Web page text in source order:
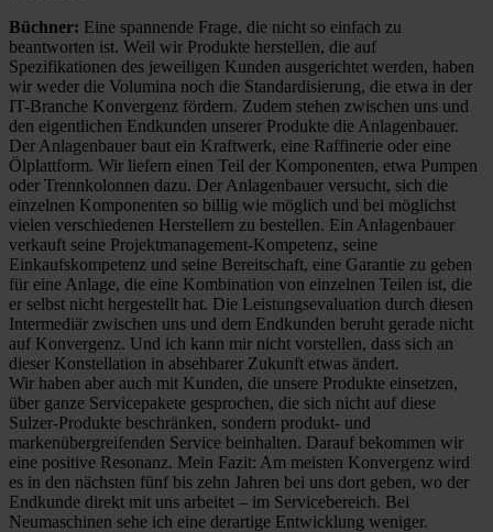
Büchner: Eine spannende Frage, die nicht so einfach zu
beantworten ist. Weil wir Produkte herstellen, die auf
Spezifikationen des jeweiligen Kunden ausgerichtet werden, haben
wir weder die Volumina noch die Standardisierung, die etwa in der
IT-Branche Konvergenz fördern. Zudem stehen zwischen uns und
den eigent­lichen Endkunden unserer Produkte die Anlagenbauer.
Der Anlagenbauer baut ein Kraftwerk, eine Raffinerie oder eine
Ölplattform. Wir liefern einen Teil der Komponenten, etwa Pumpen
oder Trennkolonnen dazu. Der Anlagenbauer versucht, sich die
einzelnen Komponenten so billig wie möglich und bei möglichst
vielen verschiedenen Herstellern zu bestellen. Ein Anlagenbauer
verkauft seine Projektmanagement-Kompetenz, seine
Einkaufskompetenz und seine Bereitschaft, eine Garantie zu geben
für eine Anlage, die eine Kombination von einzelnen Teilen ist, die
er selbst nicht hergestellt hat. Die Leistungsevaluation durch diesen
Intermediär zwischen uns und dem Endkunden beruht gerade nicht
auf Konvergenz. Und ich kann mir nicht vorstellen, dass sich an
dieser Konstellation in absehbarer Zukunft etwas ändert.
Wir haben aber auch mit Kunden, die unsere Produkte einsetzen,
über ganze Servicepakete gesprochen, die sich nicht auf diese
Sulzer-Produkte beschränken, sondern produkt- und
markenübergreifenden Service beinhalten. Darauf bekommen wir
eine positive Resonanz. Mein Fazit: Am meisten Konvergenz wird
es in den nächsten fünf bis zehn Jahren bei uns dort geben, wo der
Endkunde direkt mit uns arbeitet – im Servicebereich. Bei
Neumaschinen sehe ich eine derartige Entwicklung weniger.